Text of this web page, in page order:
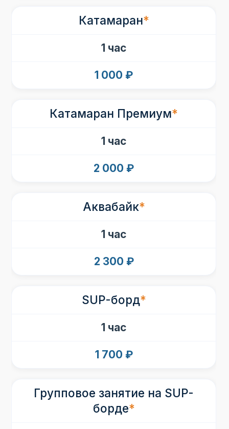
Катамаран*
1 час
1 000 ₽
Катамаран Премиум*
1 час
2 000 ₽
Аквабайк*
1 час
2 300 ₽
SUP-борд*
1 час
1 700 ₽
Групповое занятие на SUP-
борде*